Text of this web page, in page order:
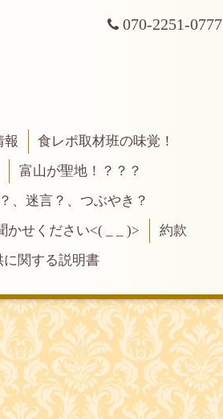
070-2251-0777
報
食レポ取材班の味覚！
富山が聖地！？？？
、迷言？、つぶやき？
かせください<( _ _ )>
約款
関する説明書